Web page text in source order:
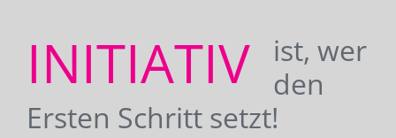
INITIATIV
ist, wer
den
Ersten Schritt setzt!